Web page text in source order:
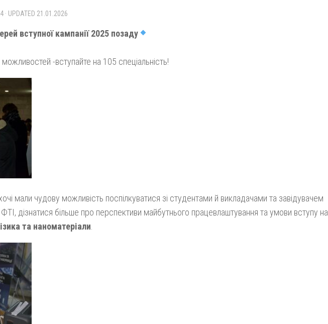
· UPDATED 21.01.2026
вступної кампанії 2025 позаду
-вступайте на 105 спеціальність!
мали чудову можливість поспілкуватися зі студентами й викладачами та завідувачем
дізнатися більше про перспективи майбутнього працевлаштування та умови вступу на
та наноматеріали